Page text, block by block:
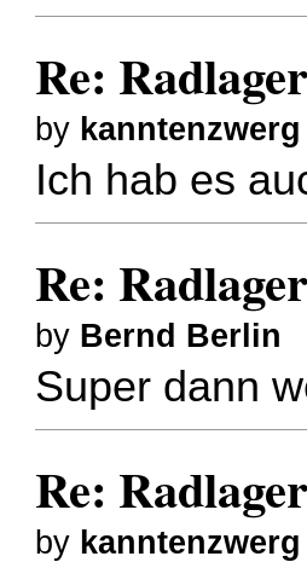
Re:
by kanntenzwerg
Ich hab es
Re:
by Bernd Berlin
Super dann
Re:
by kanntenzwerg